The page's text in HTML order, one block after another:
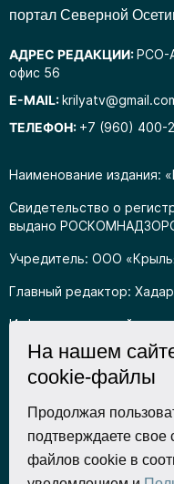
Наименование издания:
Свидетельство о
выдано
Учредитель: ООО
Главный редактор:
Информация на сайте
лет.
Все права на любые
защищены в
законодательством об
Любое использование
видеоматериалов
правообладателя (ООО
портал Северной
АДРЕС РЕДАКЦИИ:РСО-
офис 56
E-MAIL:
ТЕЛЕФОН: +7 (960) 400-
На нашем
cookie-файлы
Продолжая
подтверждаете свое
файлов cookie в